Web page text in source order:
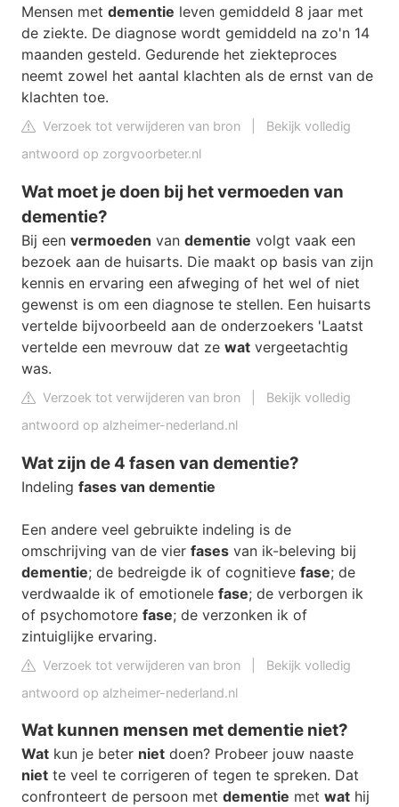
Mensen met dementie leven gemiddeld 8 jaar met
de ziekte. De diagnose wordt gemiddeld na zo'n 14
maanden gesteld. Gedurende het ziekteproces
neemt zowel het aantal klachten als de ernst van de
klachten toe.
Verzoek tot verwijderen van bron
Bekijk volledig
antwoord op zorgvoorbeter.nl
Wat moet je doen bij het vermoeden van
dementie?
Bij een vermoeden van dementie volgt vaak een
bezoek aan de huisarts. Die maakt op basis van zijn
kennis en ervaring een afweging of het wel of niet
gewenst is om een diagnose te stellen. Een huisarts
vertelde bijvoorbeeld aan de onderzoekers 'Laatst
vertelde een mevrouw dat ze wat vergeetachtig
was.
Verzoek tot verwijderen van bron
Bekijk volledig
antwoord op alzheimer-nederland.nl
Wat zijn de 4 fasen van dementie?
Indeling fases van dementie
Een andere veel gebruikte indeling is de
omschrijving van de vier fases van ik-beleving bij
dementie; de bedreigde ik of cognitieve fase; de
verdwaalde ik of emotionele fase; de verborgen ik
of psychomotore fase; de verzonken ik of
zintuiglijke ervaring.
Verzoek tot verwijderen van bron
Bekijk volledig
antwoord op alzheimer-nederland.nl
Wat kunnen mensen met dementie niet?
Wat kun je beter niet doen? Probeer jouw naaste
niet te veel te corrigeren of tegen te spreken. Dat
confronteert de persoon met dementie met wat hij